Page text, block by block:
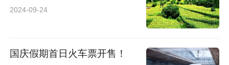
2024-09-24
国庆假期首日火车票开售！